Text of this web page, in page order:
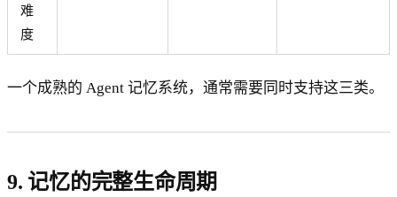
难
度
一个成熟的 Agent 记忆系统，通常需要同时支持这三类。
9. 记忆的完整生命周期